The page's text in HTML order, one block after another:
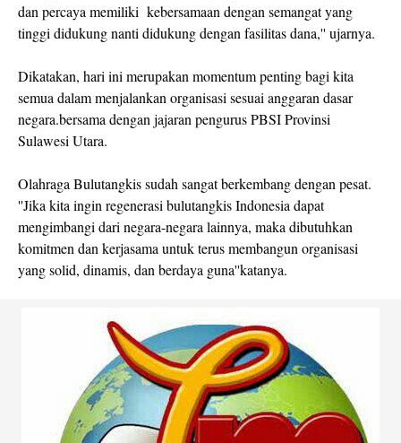
dan percaya memiliki kebersamaan dengan semangat yang
tinggi didukung nanti didukung dengan fasilitas dana,'' ujarnya.
Dikatakan, hari ini merupakan momentum penting bagi kita
semua dalam menjalankan organisasi sesuai anggaran dasar
negara.bersama dengan jajaran pengurus PBSI Provinsi
Sulawesi Utara.
Olahraga Bulutangkis sudah sangat berkembang dengan pesat.
''Jika kita ingin regenerasi bulutangkis Indonesia dapat
mengimbangi dari negara-negara lainnya, maka dibutuhkan
komitmen dan kerjasama untuk terus membangun organisasi
yang solid, dinamis, dan berdaya guna''katanya.